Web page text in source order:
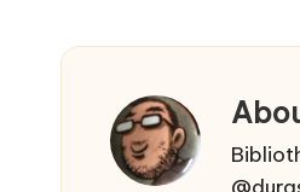
eet
peuvent
fabriquer